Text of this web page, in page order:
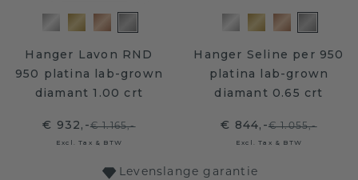
Hanger Lavon RND
950 platina lab-grown
diamant 1.00 crt
€ 932,-€ 1.165,-
Excl. Tax & BTW
Hanger Seline per 950
platina lab-grown
diamant 0.65 crt
€ 844,-€ 1.055,-
Excl. Tax & BTW
Levenslange garantie